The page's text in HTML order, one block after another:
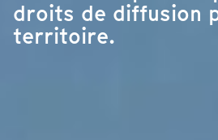
droits de diffusion
territoire.